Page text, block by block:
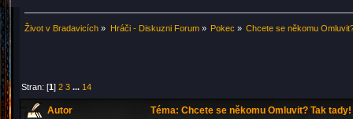
Život v Bradavicích » Hráči - Diskuzni Forum» Pokec » Chcete se někomu
Stran: [1]2 3 ... 14
Autor Téma: Chcete se někomu Omluvit? Tak